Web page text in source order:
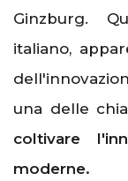
Ginzburg.
italiano,
una delle
coltivare
moderne.